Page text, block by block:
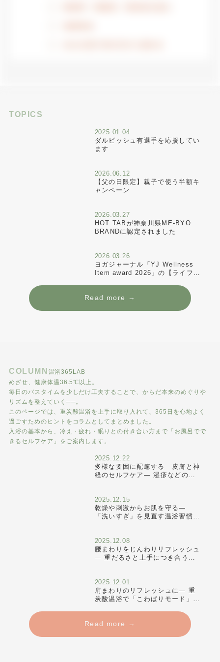
TOPICS
2025.01.04
ダルビッシュ有選手を応援してい
ます
2026.06.12
【父の日限定】親子で使う半額キ
ャンペーン
2026.03.27
HOT TABが神奈川県ME-BYO
BRANDに認定されました
2026.03.26
ヨガジャーナル「YJ Wellness
Item award 2026」の【ライフス
Read more →
COLUMN 温浴365LAB
めざせ、健康体温36.5℃以上。
毎日のバスタイムを少しだけ工夫することで、からだ本来のめぐりや
リズムを整えていく──。
このページでは、重炭酸温浴を上手に取り入れて、365日を心地よく
過ごすためのヒントをコラムとしてまとめました。
入浴の基本から、冷え・疲れ・眠りとの付き合い方まで「お風呂でで
きるセルフケア」をご案内します。
2025.12.22
多様な要因に配慮する 皮膚と神
経のセルフケア― 湿疹などの肌
2025.12.15
乾燥や刺激からお肌を守る―
「洗いすぎ」を見直す温浴習慣
2025.12.08
腰まわりをじんわりリフレッシュ
― 重だるさと上手につき合うた
2025.12.01
肩まわりのリフレッシュに― 重
炭酸温浴で「こわばりモード」か
Read more →